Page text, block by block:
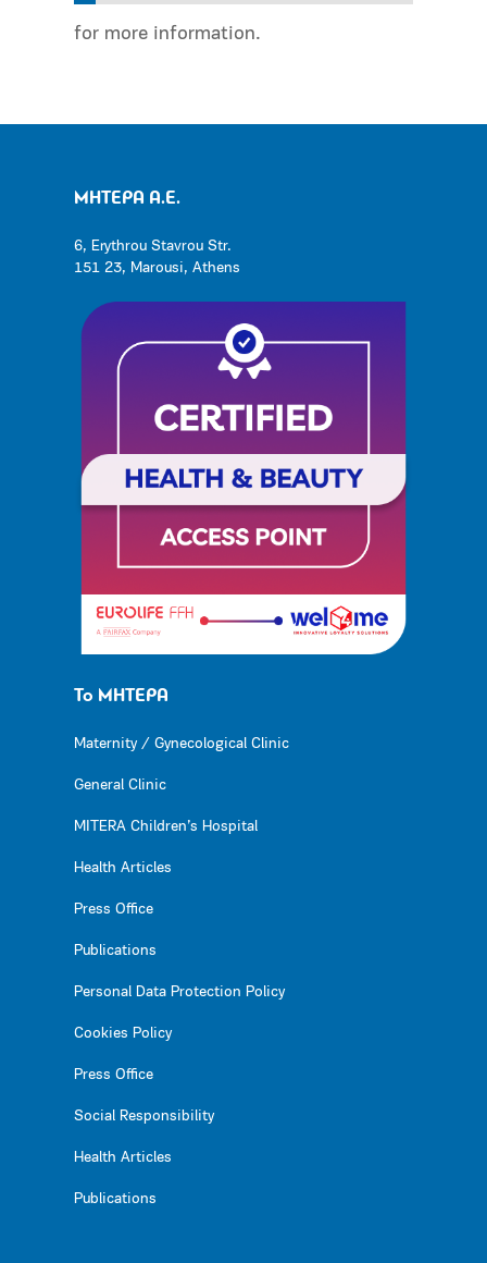
for more information.
ΜΗΤΕΡΑ Α.Ε.
6, Erythrou Stavrou Str.
151 23, Marousi, Athens
Το ΜΗΤΕΡΑ
Maternity / Gynecological Clinic
General Clinic
MITERA Children’s Hospital
Health Articles
Press Office
Publications
Personal Data Protection Policy
Cookies Policy
Press Office
Social Responsibility
Health Articles
Publications